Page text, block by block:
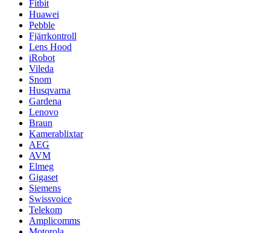
Fitbit
Huawei
Pebble
Fjärrkontroll
Lens Hood
iRobot
Vileda
Snom
Husqvarna
Gardena
Lenovo
Braun
Kamerablixtar
AEG
AVM
Elmeg
Gigaset
Siemens
Swissvoice
Telekom
Amplicomms